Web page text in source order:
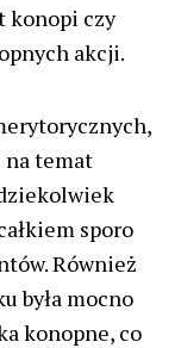
konopi czy
akcji.
na temat
sporo
Również
była mocno
konopne, co